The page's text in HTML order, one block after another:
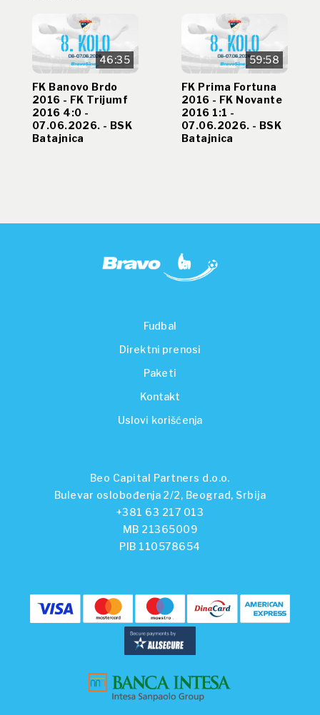
46:35
FK Banovo Brdo
2016 - FK Trijumf
2016 4:0 -
07.06.2026. - BSK
Batajnica
59:58
FK Prima Fortuna
2016 - FK Novante
2016 1:1 -
07.06.2026. - BSK
Batajnica
Fudbal
Direktni prenosi
Paketi
Kontakt
Uslovi korišćenja
Beo Capital Partners d.o.o.
Bulevar oslobođenja 2/2, Beograd, Srbija
+381 63 217 013
MB 21365009
PIB 110578654